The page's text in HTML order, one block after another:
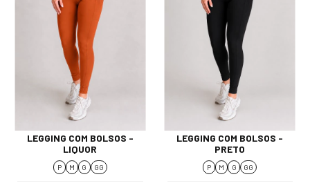
LEGGING COM BOLSOS -
LIQUOR
P M G GG
LEGGING COM BOLSOS -
PRETO
P M G GG